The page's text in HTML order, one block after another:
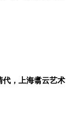
代，上海翥云艺术